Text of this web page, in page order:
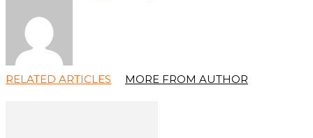
RELATED ARTICLES MORE FROM AUTHOR